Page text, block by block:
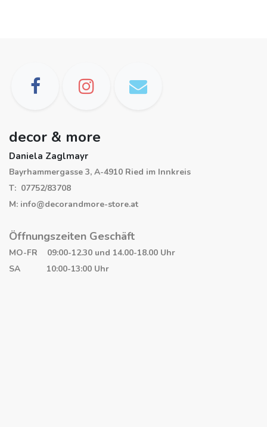
decor & more
Daniela Zaglmayr
Bayrhammergasse 3, A-4910 Ried im Innkreis
T: 07752/83708
M: info@decorandmore-store.at
Öffnungszeiten Geschäft
MO-FR 09:00-12.30 und 14.00-18.00 Uhr
SA 10:00-13:00 Uhr